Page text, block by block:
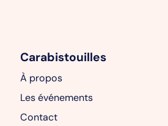
Carabistouilles
À propos
Les événements
Contact